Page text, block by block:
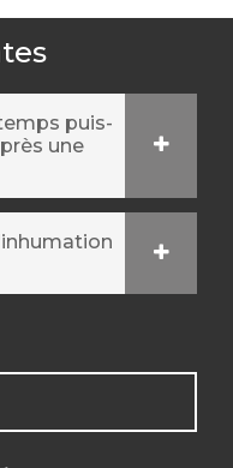
puis-
une